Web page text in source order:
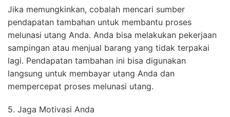
Jika memungkinkan, cobalah mencari sumber
pendapatan tambahan untuk membantu proses
melunasi utang Anda. Anda bisa melakukan pekerjaan
sampingan atau menjual barang yang tidak terpakai
lagi. Pendapatan tambahan ini bisa digunakan
langsung untuk membayar utang Anda dan
mempercepat proses melunasi utang.
5. Jaga Motivasi Anda